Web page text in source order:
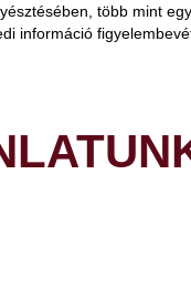
több mint
információ